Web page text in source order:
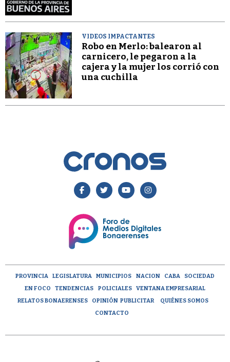
VIDEOS IMPACTANTES
Robo en Merlo: balearon al
carnicero, le pegaron a la
cajera y la mujer los corrió con
una cuchilla
PROVINCIA LEGISLATURA MUNICIPIOS NACION CABA
SOCIEDAD
EN FOCO
TENDENCIAS POLICIALES
VENTANA EMPRESARIAL
RELATOS BONAERENSES
OPINIÓN PUBLICITAR
QUIÉNES SOMOS
CONTACTO